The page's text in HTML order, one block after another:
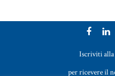
Iscriviti
per ricevere il